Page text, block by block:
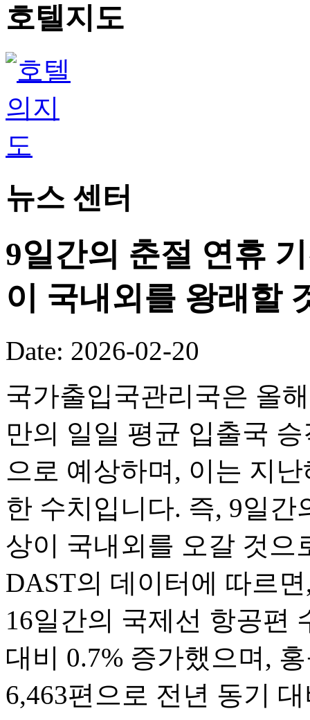
호텔지도
뉴스 센터
9일간의 춘절 연휴
이 국내외를 왕래할
Date: 2026-02-20
국가출입국관리국은 올
만의 일일 평균 입출국
으로 예상하며, 이는 지
한 수치입니다. 즉, 9일간
상이 국내외를 오갈 것으
DAST의 데이터에 따르
16일간의 국제선 항공편
대비 0.7% 증가했으며,
6,463편으로 전년 동기